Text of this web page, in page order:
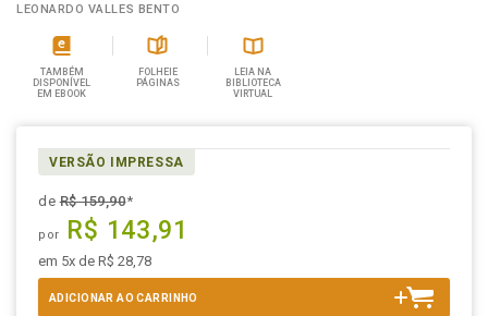
LEONARDO VALLES BENTO
TAMBÉM
DISPONÍVEL
EM EBOOK
FOLHEIE
PÁGINAS
LEIA NA
BIBLIOTECA
VIRTUAL
VERSÃO IMPRESSA
deR$ 159,90*
por R$ 143,91
em 5x de R$ 28,78
ADICIONAR AO CARRINHO